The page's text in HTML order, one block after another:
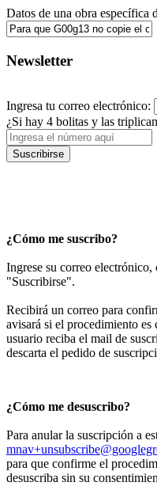
Datos de una obra específica
Newsletter
Ingresa tu correo electrónico:
¿Si hay 4 bolitas y las
Suscribirse
¿Cómo me suscribo?
Ingrese su correo electrónico,
"Suscribirse".
Recibirá un correo para
avisará si el procedimiento
usuario reciba el mail de
descarta el pedido de
¿Cómo me desuscribo?
Para anular la suscripción a
para que confirme el
desuscriba sin su